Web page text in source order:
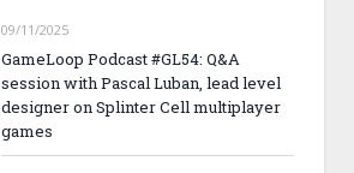
09/11/2025
GameLoop Podcast #GL54: Q&A
session with Pascal Luban, lead level
designer on Splinter Cell multiplayer
games